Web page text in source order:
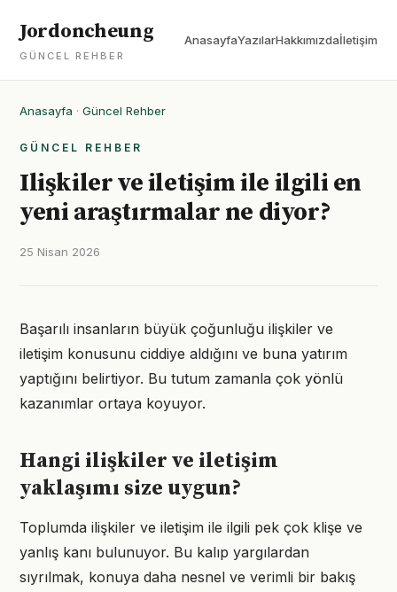
Jordoncheung
GÜNCEL REHBER
AnasayfaYazılarHakkımızdaİletişim
Anasayfa · Güncel Rehber
GÜNCEL REHBER
Ilişkiler ve iletişim ile ilgili en
yeni araştırmalar ne diyor?
25 Nisan 2026
Başarılı insanların büyük çoğunluğu ilişkiler ve
iletişim konusunu ciddiye aldığını ve buna yatırım
yaptığını belirtiyor. Bu tutum zamanla çok yönlü
kazanımlar ortaya koyuyor.
Hangi ilişkiler ve iletişim
yaklaşımı size uygun?
Toplumda ilişkiler ve iletişim ile ilgili pek çok klişe ve
yanlış kanı bulunuyor. Bu kalıp yargılardan
sıyrılmak, konuya daha nesnel ve verimli bir bakış